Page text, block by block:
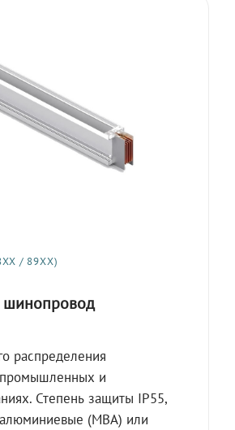
/ 89XX)
шинопровод
распределения
промышленных и
Степень защиты IP55,
(МВА) или